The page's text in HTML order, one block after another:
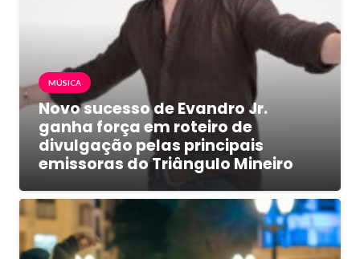
MÚSICA
Novo sucesso de Evandro Jr.
ganha força em roteiro de
divulgação pelas principais
emissoras do Triângulo Mineiro